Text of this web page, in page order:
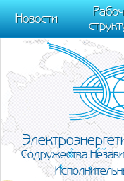
m[i].l=1*new Date(); for (var
trackLinks:true,
Новости
Содружества